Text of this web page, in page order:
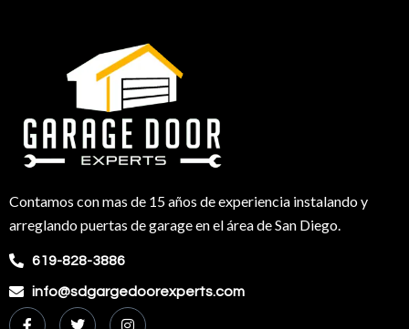
Contamos con mas de 15 años de experiencia instalando y
arreglando puertas de garage en el área de San Diego.
619-828-3886
info@sdgargedoorexperts.com